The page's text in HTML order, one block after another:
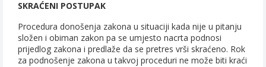
SKRAĆENI POSTUPAK
Procedura donošenja zakona u situaciji kada nije u pitanju
složen i obiman zakon pa se umjesto nacrta podnosi
prijedlog zakona i predlaže da se pretres vrši skraćeno. Rok
za podnošenje zakona u takvoj proceduri ne može biti kraći